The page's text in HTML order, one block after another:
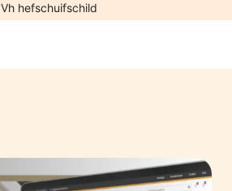
Vh hefschuifschild